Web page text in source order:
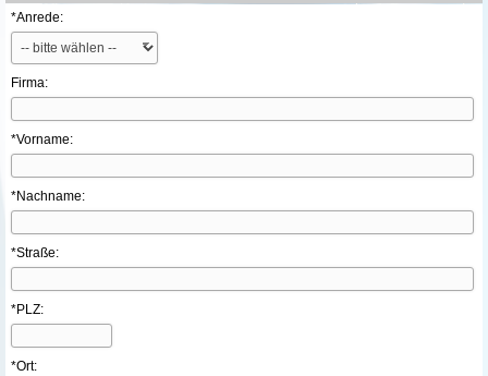
*Anrede:
Firma:
*Vorname:
*Nachname:
*Straße:
*PLZ:
*Ort: